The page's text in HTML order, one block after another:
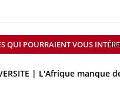
QUI POURRAIENT VOUS
| L'Afrique manque